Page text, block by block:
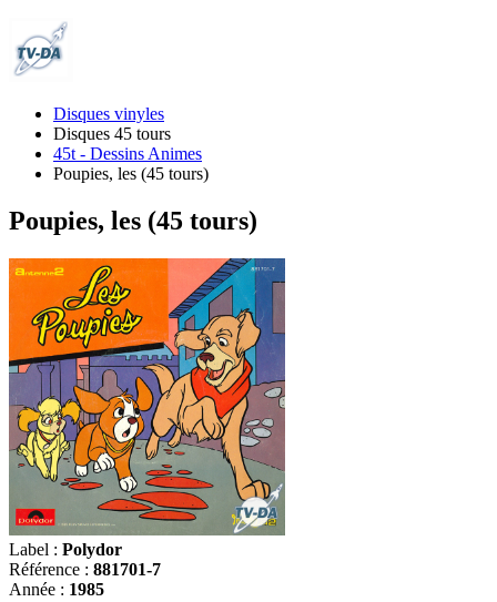
Disques vinyles
Disques 45 tours
45t - Dessins Animes
Poupies, les (45 tours)
Poupies, les (45 tours)
Label : Polydor
Référence : 881701-7
Année : 1985